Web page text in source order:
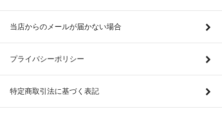
当店からのメールが届かない場合
プライバシーポリシー
特定商取引法に基づく表記